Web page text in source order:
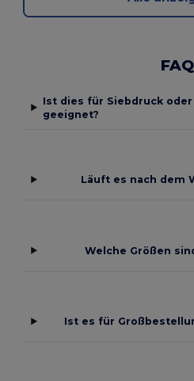
FAQ
Ist dies für Siebdruck
geeignet?
Läuft es nach dem
Welche Größen
Ist es für